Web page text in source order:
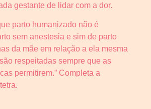
gestante de lidar com a dor.
parto humanizado não é
sem anestesia e sim de parto
da mãe em relação a ela mesma
respeitadas sempre que as
permitirem.” Completa a